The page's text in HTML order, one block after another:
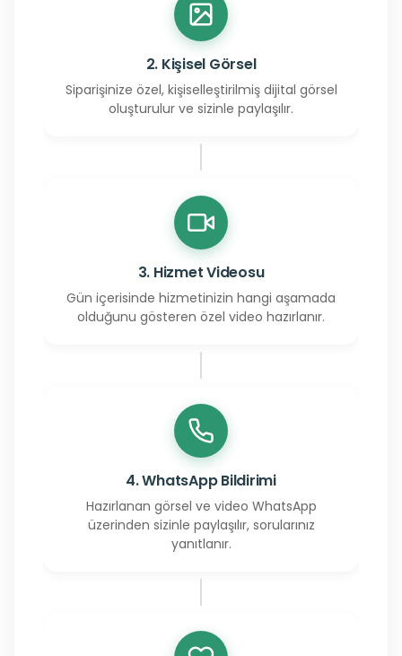
2. Kişisel Görsel
Siparişinize özel, kişiselleştirilmiş dijital görsel
oluşturulur ve sizinle paylaşılır.
3. Hizmet Videosu
Gün içerisinde hizmetinizin hangi aşamada
olduğunu gösteren özel video hazırlanır.
4. WhatsApp Bildirimi
Hazırlanan görsel ve video WhatsApp
üzerinden sizinle paylaşılır, sorularınız
yanıtlanır.